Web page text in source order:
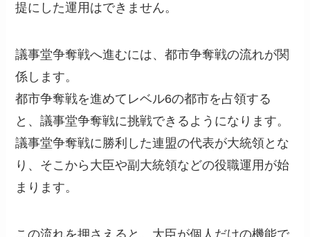
提にした運用はできません。
議事堂争奪戦へ進むには、都市争奪戦の流れが関
係します。
都市争奪戦を進めてレベル6の都市を占領する
と、議事堂争奪戦に挑戦できるようになります。
議事堂争奪戦に勝利した連盟の代表が大統領とな
り、そこから大臣や副大統領などの役職運用が始
まります。